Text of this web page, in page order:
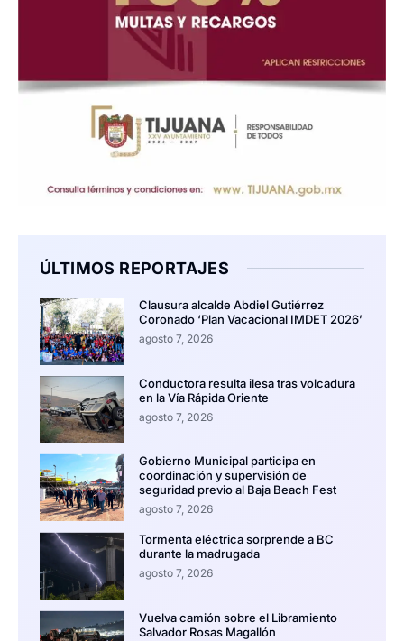
ÚLTIMOS REPORTAJES
Clausura alcalde Abdiel Gutiérrez
Coronado ‘Plan Vacacional IMDET 2026’
agosto 7, 2026
Conductora resulta ilesa tras volcadura
en la Vía Rápida Oriente
agosto 7, 2026
Gobierno Municipal participa en
coordinación y supervisión de
seguridad previo al Baja Beach Fest
agosto 7, 2026
Tormenta eléctrica sorprende a BC
durante la madrugada
agosto 7, 2026
Vuelva camión sobre el Libramiento
Salvador Rosas Magallón